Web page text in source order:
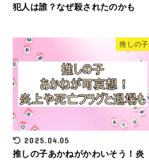
犯人は誰？なぜ殺されたのかも
推しの子
2025.04.05
推しの子あかねがかわいそう！炎